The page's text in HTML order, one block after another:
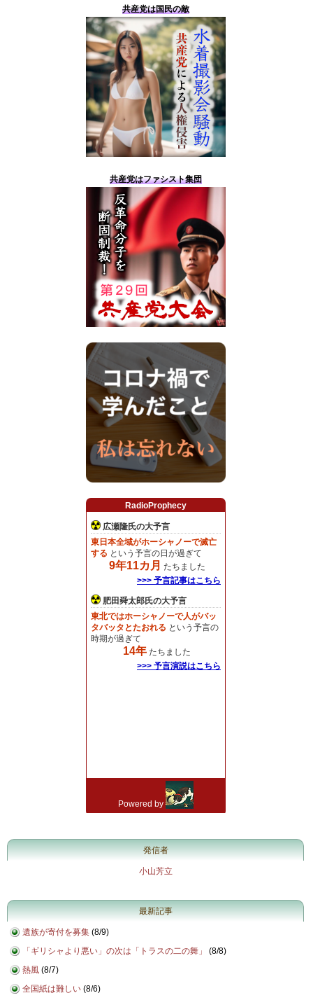
共産党は国民の敵
共産党はファシスト集団
発信者
小山芳立
最新記事
遺族が寄付を募集 (8/9)
「ギリシャより悪い」の次は「トラスの二の舞」
(8/8)
熱風 (8/7)
全国紙は難しい (8/6)